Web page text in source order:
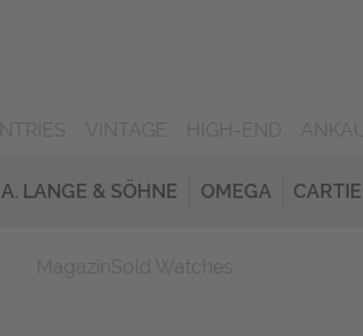
A. LANGE & SÖHNE OMEGA